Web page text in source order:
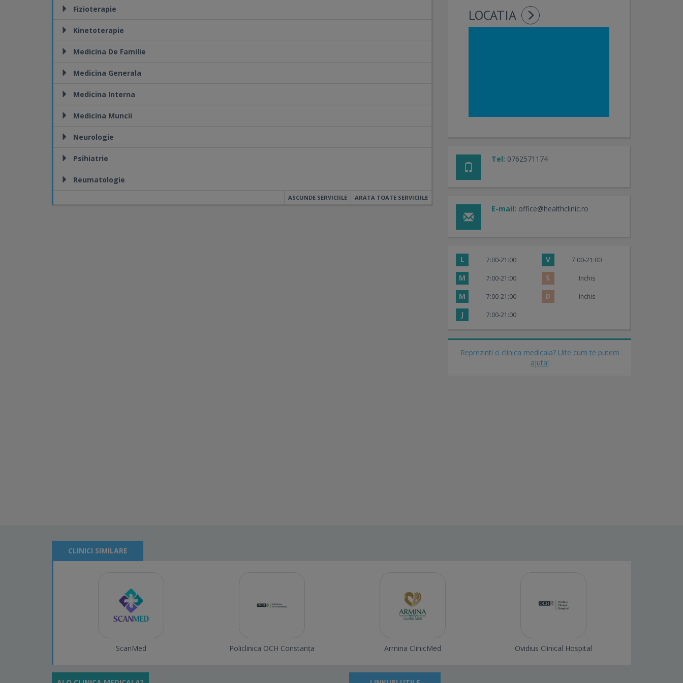
Fizioterapie
Kinetoterapie
Medicina De Familie
Medicina Generala
Medicina Interna
Medicina Muncii
Neurologie
Psihiatrie
Reumatologie
ARATA TOATE SERVICIILE
ASCUNDE SERVICIILE
LOCATIA
Tel: 0762571174
E-mail: office@healthclinic.ro
L 7:00-21:00 V 7:00-21:00
M 7:00-21:00 S Inchis
M 7:00-21:00 D Inchis
J 7:00-21:00
Reprezinti o clinica medicala? Uite cum te putem
ajuta!
CLINICI SIMILARE
ScanMed Policlinica OCH Constanța Armina ClinicMed Ovidius Clinical Hospital